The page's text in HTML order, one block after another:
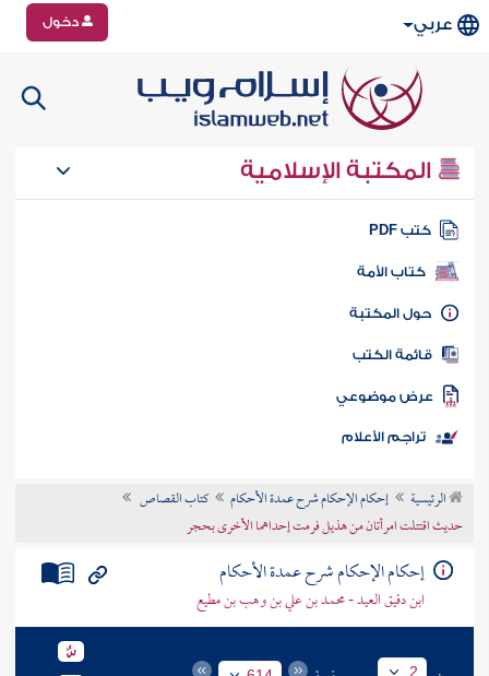
عربي دخول
المكتبة الإسلامية
كتب PDF
كتاب الأمة
المكتبة
الكتب
موضوعي
تراجم الأعلام
الرئيسية إحكام الإحكام شرح عمدة الأحكام
كتاب القصاص
حديث اقتتلت امرأتان من هذيل فرمت إحداهما الأخرى بحجر
إحكام الإحكام شرح عمدة الأحكام
ابن دقيق العيد - محمد بن علي بن وهب بن مطيع
2